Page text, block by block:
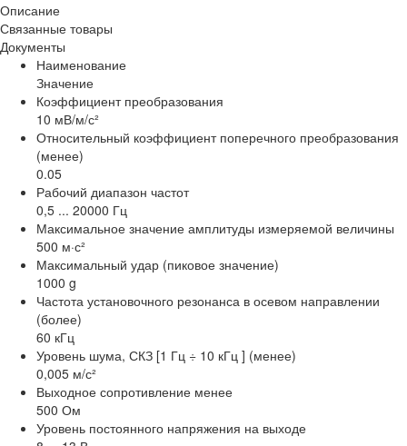
Описание
Связанные товары
Документы
Наименование
Значение
Коэффициент преобразования
10 мВ/м/с²
Относительный коэффициент поперечного преобразования
(менее)
0.05
Рабочий диапазон частот
0,5 ... 20000 Гц
Максимальное значение амплитуды измеряемой величины
500 м·с²
Максимальный удар (пиковое значение)
1000 g
Частота установочного резонанса в осевом направлении
(более)
60 кГц
Уровень шума, СКЗ [1 Гц ÷ 10 кГц ] (менее)
0,005 м/с²
Выходное сопротивление менее
500 Ом
Уровень постоянного напряжения на выходе